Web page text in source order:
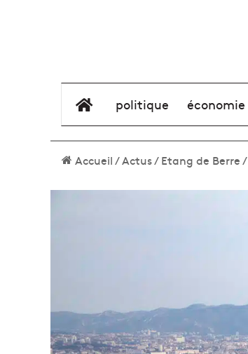
élément de menu
politique économie
Accueil/Actus/Etang de Berre/